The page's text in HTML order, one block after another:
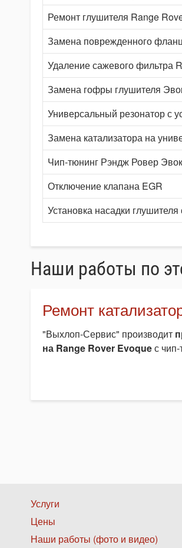
Ремонт глушителя Range
Замена поврежденного
Удаление сажевого фильтра
Замена гофры глушителя
Универсальный резонатор с
Замена катализатора на
Чип-тюнинг Рэндж Ровер Эвок
Отключение клапана EGR
Установка насадки
Наши работы по
Ремонт
"Выхлоп-Сервис" производит
на Range Rover Evoqueс
Нижнее
меню
Услуги
Цены
Наши работы (фото и видео)